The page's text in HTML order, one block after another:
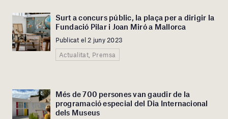
Surt a concurs públic, la plaça per a dirigir la
Fundació Pilar i Joan Miró a Mallorca
Publicat el 2 juny 2023
Actualitat, Premsa
Més de 700 persones van gaudir de la
programació especial del Dia Internacional
dels Museus